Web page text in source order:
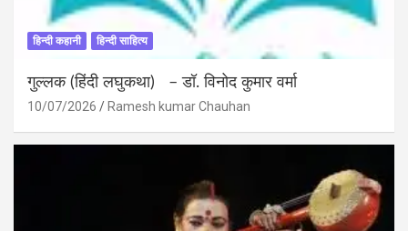
हिन्दी कहानी हिन्दी साहित्य
गुल्लक (हिंदी लघुकथा) – डॉ. विनोद कुमार वर्मा
10/07/2026 Ramesh kumar Chauhan